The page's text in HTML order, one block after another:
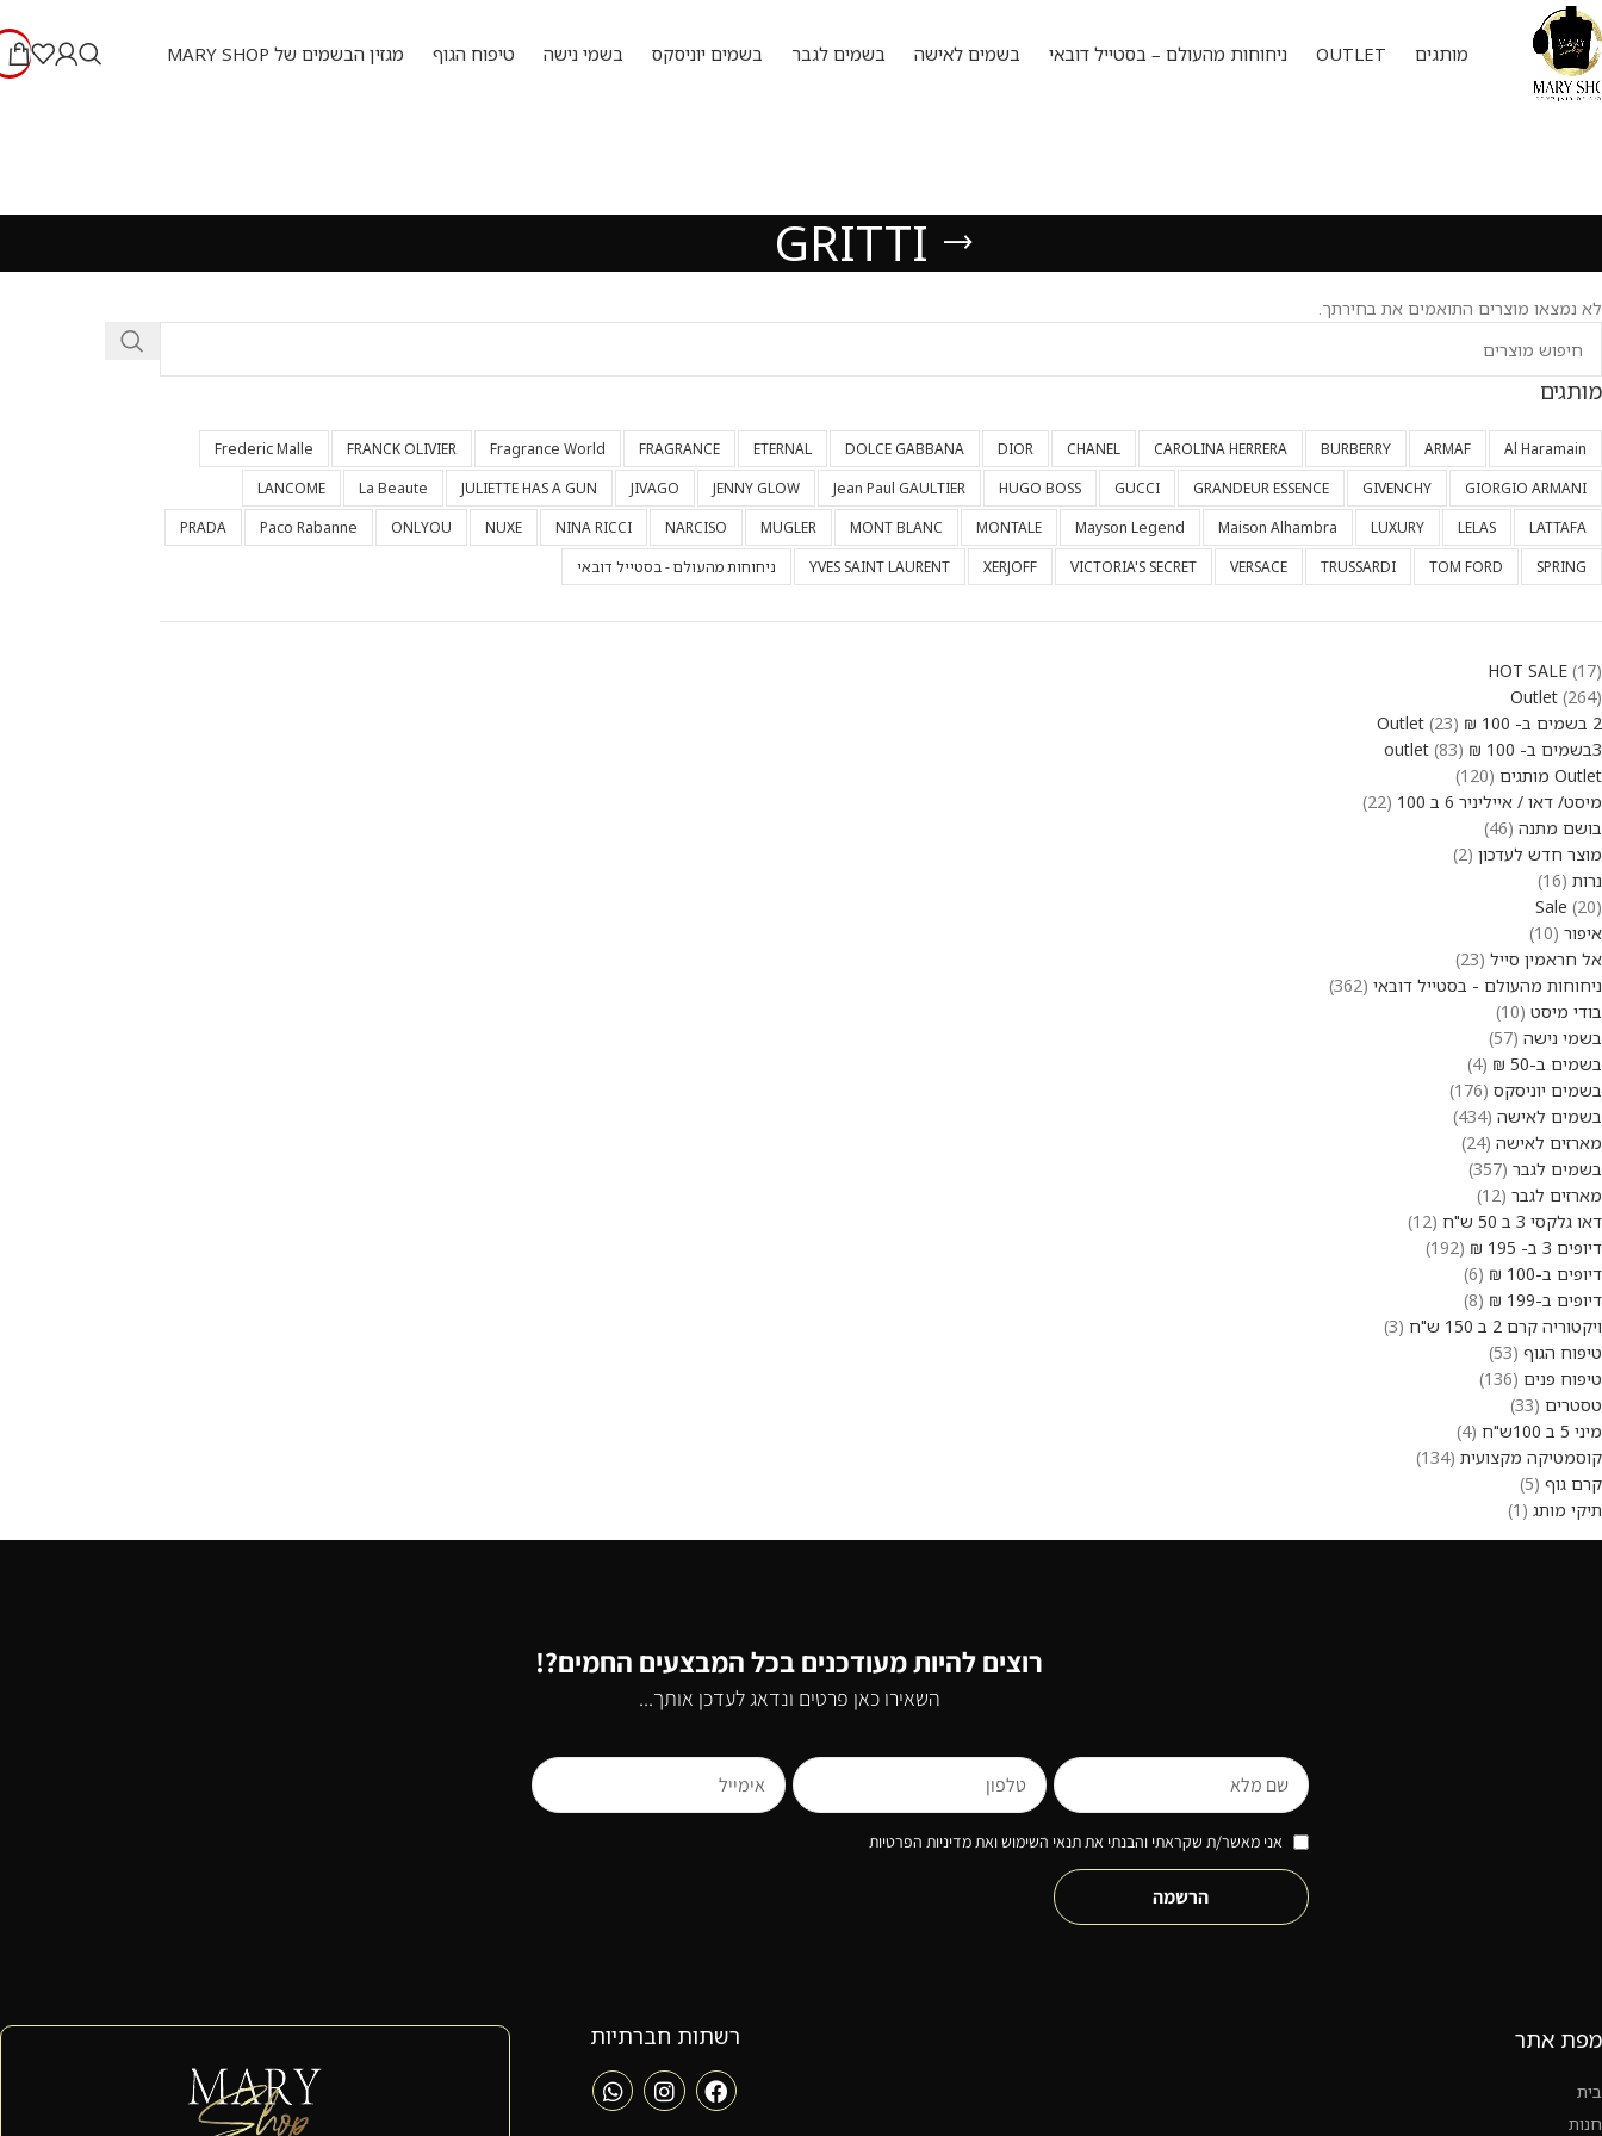
מותגים OUTLET ניחוחות מהעולם – בסטייל דובאי בשמים לאישה בשמים לגבר בשמים יוניסקס בשמי נישה טיפוח הגוף מגזין הבשמים של MARY SHOP
GRITTI
לא נמצאו מוצרים התואמים את בחירתך.
מותגים
Al Haramain
ARMAF
BURBERRY
CAROLINA HERRERA
CHANEL
DIOR
DOLCE GABBANA
ETERNAL
FRAGRANCE
Fragrance World
FRANCK OLIVIER
Frederic Malle
GIORGIO ARMANI
GIVENCHY
GRANDEUR ESSENCE
GUCCI
HUGO BOSS
Jean Paul GAULTIER
JENNY GLOW
JIVAGO
JULIETTE HAS A GUN
La Beaute
LANCOME
LATTAFA
LELAS
LUXURY
Maison Alhambra
Mayson Legend
MONTALE
MONT BLANC
MUGLER
NARCISO
NINA RICCI
NUXE
ONLYOU
Paco Rabanne
PRADA
SPRING
TOM FORD
TRUSSARDI
VERSACE
VICTORIA'S SECRET
XERJOFF
YVES SAINT LAURENT ניחוחות מהעולם - בסטייל דובאי
HOT SALE 17
Outlet 264
2 בשמים ב- 100 ₪ Outlet
23
3בשמים ב- 100 ₪ outlet
83
Outlet מותגים
120
מיסט/ דאו / אייליניר 6 ב 100
22
בושם מתנה 46
מוצר חדש לעדכון 2
נרות 16
Sale 20
איפור 10
אל חראמין סייל 23
ניחוחות מהעולם - בסטייל דובאי 362
בודי מיסט 10
בשמי נישה 57
בשמים ב-50 ₪
4
בשמים יוניסקס 176
בשמים לאישה 434
מארזים לאישה 24
בשמים לגבר 357
מארזים לגבר 12
דאו גלקסי 3 ב 50 ש"ח
12
דיופים 3 ב- 195 ₪
192
דיופים ב-100 ₪
6
דיופים ב-199 ₪
8
ויקטוריה קרם 2 ב 150 ש"ח
3
טיפוח הגוף 53
טיפוח פנים 136
טסטרים 33
מיני 5 ב 100ש"ח
4
קוסמטיקה מקצועית 134
קרם גוף 5
תיקי מותג
1
רוצים להיות מעודכנים בכל המבצעים החמים?!
השאירו כאן פרטים ונדאג לעדכן אותך...
אני מאשר/ת שקראתי והבנתי את תנאי השימוש ואת מדיניות הפרטיות
הרשמה
מפת אתר
בית
חנות
רשתות חברתיות